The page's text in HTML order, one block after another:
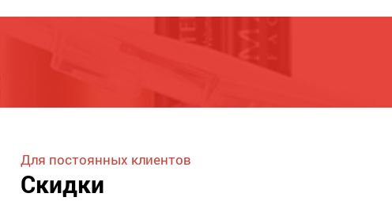
Для постоянных клиентов
Скидки